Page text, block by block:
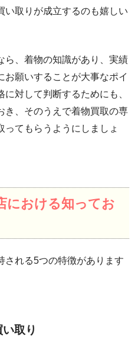
い取りが成立するのも嬉しい
ら、着物の知識があり、実績
お願いすることが大事なポイ
対して判断するためにも、
き、そのうえで着物買取の専
ってもらうようにしましょ
における知ってお
される5つの特徴があります
取り